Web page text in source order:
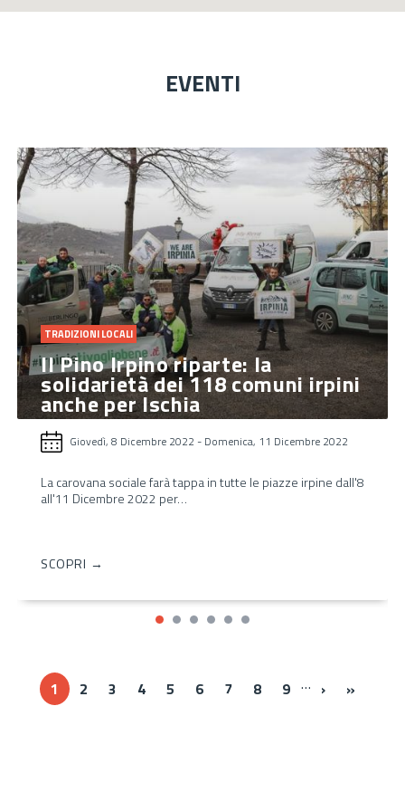
EVENTI
TRADIZIONI LOCALI
Il Pino Irpino riparte: la
solidarietà dei 118 comuni irpini
anche per Ischia
Giovedì, 8 Dicembre 2022 - Domenica, 11 Dicembre 2022
La carovana sociale farà tappa in tutte le piazze irpine dall'8
all'11 Dicembre 2022 per…
SCOPRI →
1 2 3 4 5 6 7 8 9 … ›Next ›
»Last »